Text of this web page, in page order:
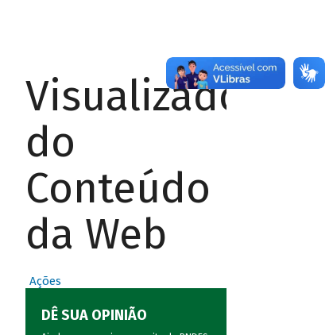
Visualizador
do
Conteúdo
da Web
Ações
DÊ SUA OPINIÃO